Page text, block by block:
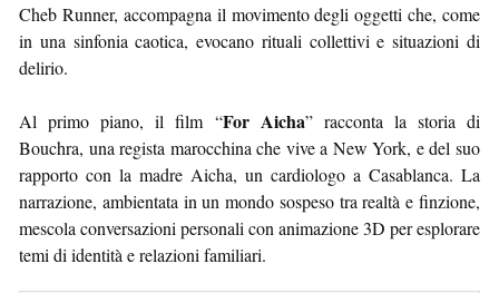
Cheb Runner, accompagna il movimento degli oggetti che, come
in una sinfonia caotica, evocano rituali collettivi e situazioni di
delirio.
Al primo piano, il film “For Aicha” racconta la storia di
Bouchra, una regista marocchina che vive a New York, e del suo
rapporto con la madre Aicha, un cardiologo a Casablanca. La
narrazione, ambientata in un mondo sospeso tra realtà e finzione,
mescola conversazioni personali con animazione 3D per esplorare
temi di identità e relazioni familiari.